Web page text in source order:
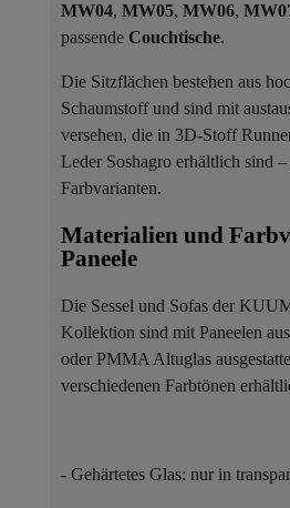
MW04, MW05, MW06,
passende Couchtische.
Die Sitzflächen bestehen aus
Schaumstoff und sind mit
versehen, die in 3D-Stoff
Leder Soshagro erhältlich sind
Farbvarianten.
Materialien und
Paneele ​
Die Sessel und Sofas der
Kollektion sind mit Paneelen
oder PMMA Altuglas
verschiedenen Farbtönen
- Gehärtetes Glas: nur in